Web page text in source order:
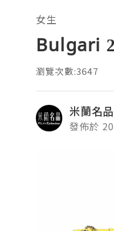
女生
Bulgari
瀏覽次數:3647
米蘭名
發佈於